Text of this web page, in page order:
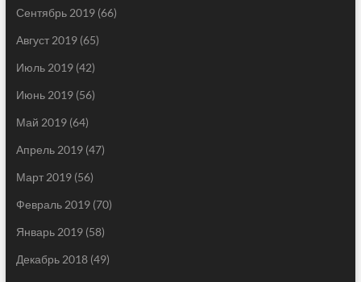
Сентябрь 2019(66)
Август 2019(65)
Июль 2019(42)
Июнь 2019(56)
Май 2019(64)
Апрель 2019(47)
Март 2019(56)
Февраль 2019(70)
Январь 2019(58)
Декабрь 2018(49)